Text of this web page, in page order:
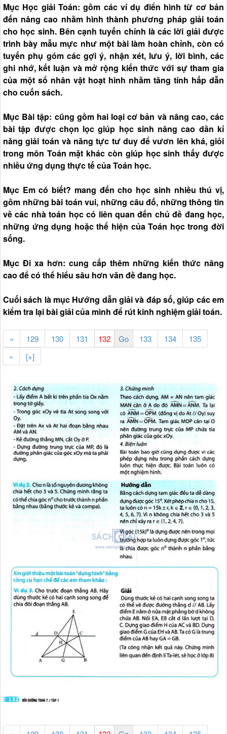
Mục Học giải Toán: gồm các ví dụ điển hình từ cơ bản
đến nâng cao nhằm hình thành phương pháp giải toán
cho học sinh. Bên cạnh tuyến chính là các lời giải được
trình bày mẫu mực như một bài làm hoàn chỉnh, còn có
tuyến phụ góm các gợi ý, nhận xét, lưu ý, lời bình, các
ghi nhớ, kết luận và mở rộng kiến thức với sự tham gia
của một sổ nhân vật hoạt hình nhằm tăng tính hấp dẫn
cho cuốn sách.
Mục Bài tập: cũng gồm hai loại cơ bản và nâng cao, các
bài tập được chọn lọc giúp học sinh nâng cao dần kỉ
năng giải toán và năng tực tư duy để vươn lên khá, giỏi
trong môn Toán mặt khác còn giúp học sinh thấy được
nhiều ứng dụng thực tế của Toán học.
Mục Em có biết? mang đến cho học sinh nhiều thú vị,
gồm những bài toán vui, những câu đố, những thông tin
về các nhà toán học có liên quan đến chủ đề đang học,
những ứng dụng hoặc thể hiện của Toán học trong đời
sống.
Mục Đi xa hơn: cung cấp thêm những kiến thức nâng
cao để có thể hiểu sâu hơn văn đề đang học.
Cuối sách là mục Hướng dẫn giải và đáp số, giúp các em
kiểm tra lại bài giải của mình để rút kinh nghiệm giải toán.
« 129 130 131 133 134
135
»
[+]